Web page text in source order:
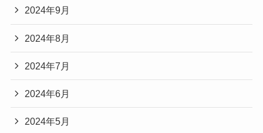
2024年9月
2024年8月
2024年7月
2024年6月
2024年5月